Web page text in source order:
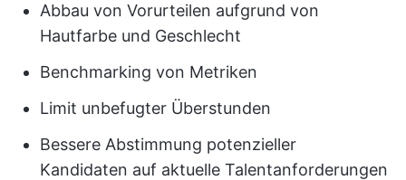
Abbau von Vorurteilen aufgrund von
Hautfarbe und Geschlecht
Benchmarking von Metriken
Limit unbefugter Überstunden
Bessere Abstimmung potenzieller
Kandidaten auf aktuelle Talentanforderungen